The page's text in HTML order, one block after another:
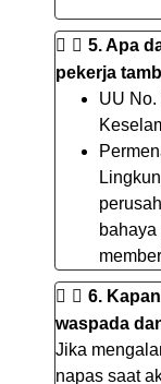
5. Apa
pekerja
UU No.
6.
waspada
Jika
napas saat